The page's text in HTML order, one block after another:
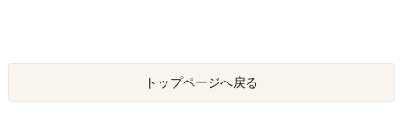
トップページへ戻る